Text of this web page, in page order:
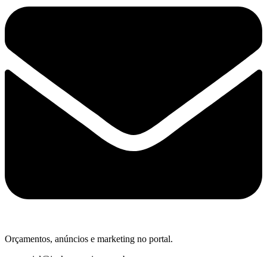
Orçamentos, anúncios e marketing no portal.